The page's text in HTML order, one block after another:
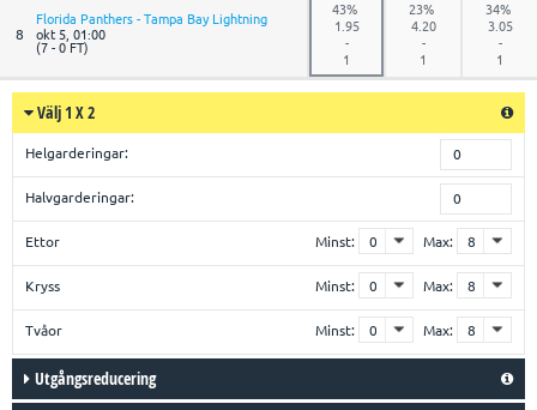
8
Florida Panthers - Tampa Bay Lightning
okt 5, 01:00
(7 - 0 FT)
43%
1.95
-
1
23%
4.20
-
1
34%
3.05
-
1
Välj 1 X 2
Helgarderingar: 0
Halvgarderingar: 0
Ettor Minst: Max:
Kryss Minst: Max:
Tvåor Minst: Max:
Utgångsreducering